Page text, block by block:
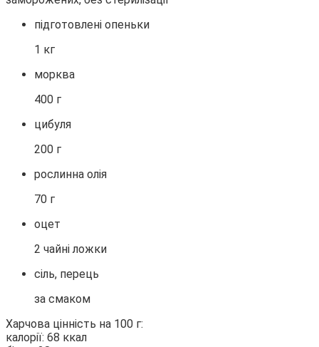
підготовлені опеньки
1 кг
морква
400 г
цибуля
200 г
рослинна олія
70 г
оцет
2 чайні ложки
сіль, перець
за смаком
Харчова цінність на 100 г:
калорії: 68 ккал